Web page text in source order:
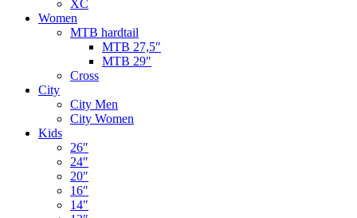
XC
Women
MTB hardtail
MTB 27,5″
MTB 29″
Cross
City
City Men
City Women
Kids
26″
24″
20″
16″
14″